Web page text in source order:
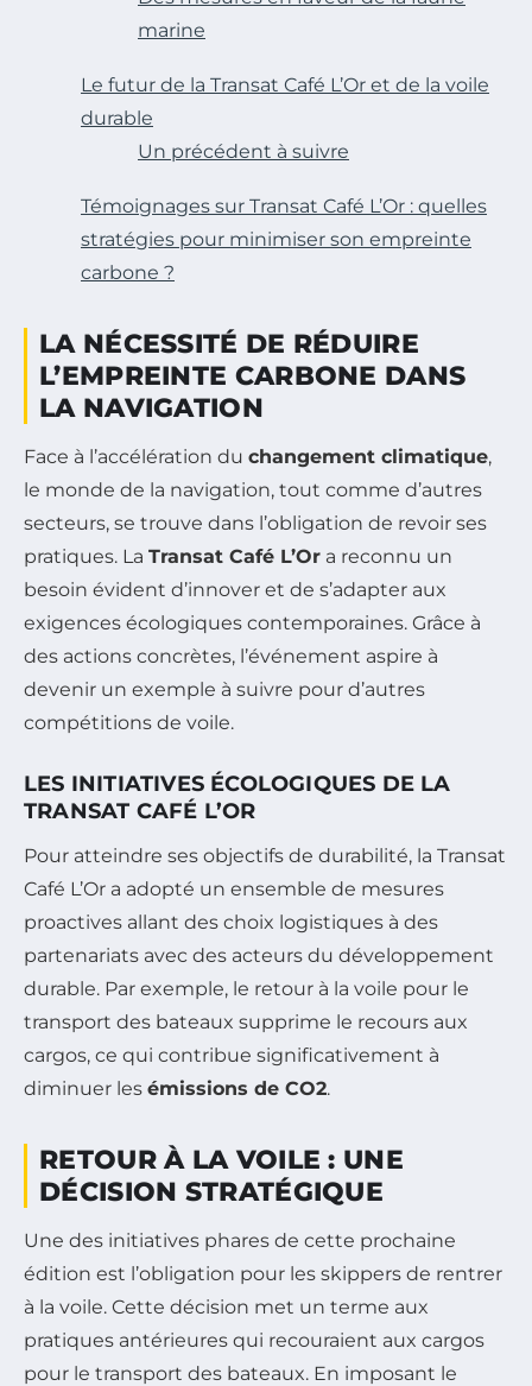
marine
Le futur de la Transat Café L’Or et de la voile
durable
Un précédent à suivre
Témoignages sur Transat Café L’Or : quelles
stratégies pour minimiser son empreinte
carbone ?
LA NÉCESSITÉ DE RÉDUIRE
L’EMPREINTE CARBONE DANS
LA NAVIGATION
Face à l’accélération du changement climatique,
le monde de la navigation, tout comme d’autres
secteurs, se trouve dans l’obligation de revoir ses
pratiques. La Transat Café L’Or a reconnu un
besoin évident d’innover et de s’adapter aux
exigences écologiques contemporaines. Grâce à
des actions concrètes, l’événement aspire à
devenir un exemple à suivre pour d’autres
compétitions de voile.
LES INITIATIVES ÉCOLOGIQUES DE LA
TRANSAT CAFÉ L’OR
Pour atteindre ses objectifs de durabilité, la Transat
Café L’Or a adopté un ensemble de mesures
proactives allant des choix logistiques à des
partenariats avec des acteurs du développement
durable. Par exemple, le retour à la voile pour le
transport des bateaux supprime le recours aux
cargos, ce qui contribue significativement à
diminuer les émissions de CO2.
RETOUR À LA VOILE : UNE
DÉCISION STRATÉGIQUE
Une des initiatives phares de cette prochaine
édition est l’obligation pour les skippers de rentrer
à la voile. Cette décision met un terme aux
pratiques antérieures qui recouraient aux cargos
pour le transport des bateaux. En imposant le